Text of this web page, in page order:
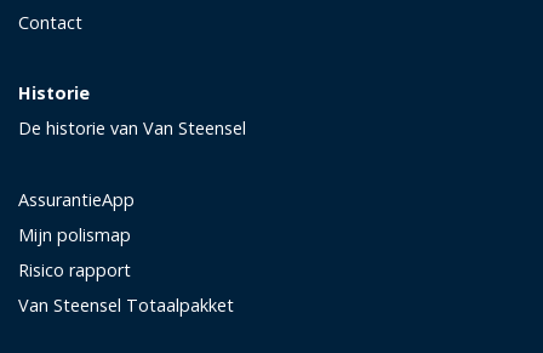
Contact
Historie
De historie van Van Steensel
AssurantieApp
Mijn polismap
Risico rapport
Van Steensel Totaalpakket